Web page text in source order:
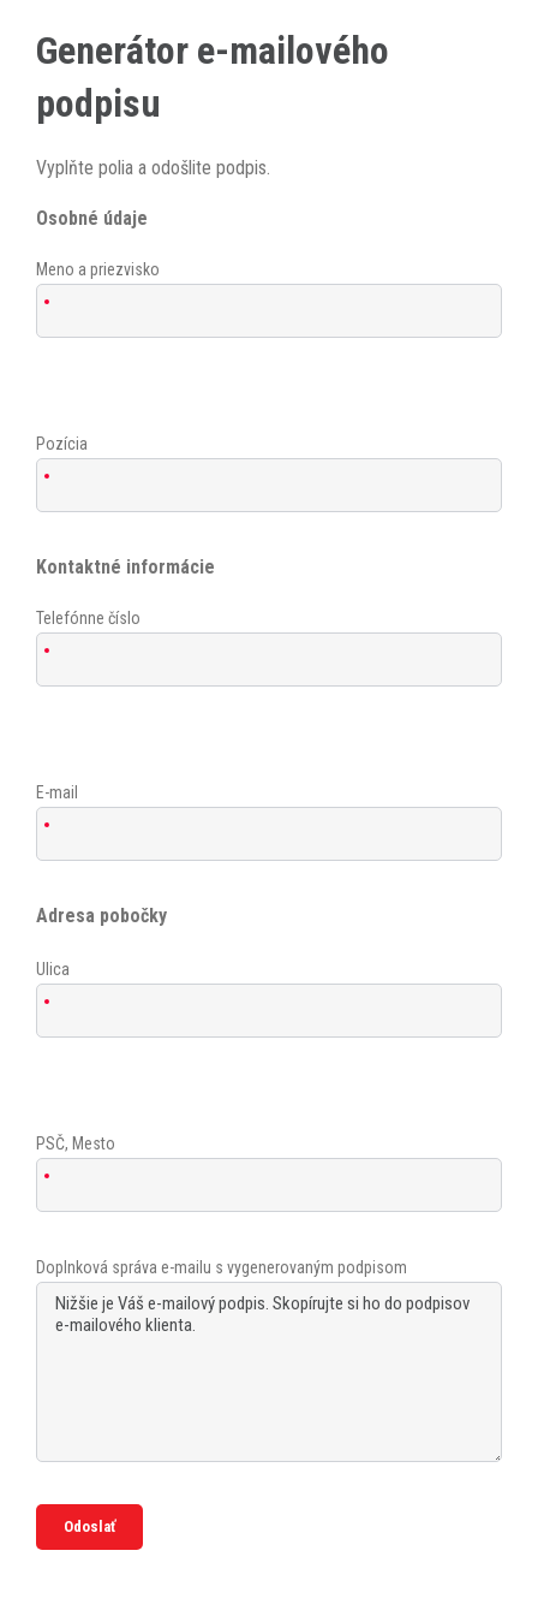
contentGenerátor e-mailového
podpisu
Vyplňte polia a odošlite podpis.
Osobné údaje
Meno a priezvisko
Pozícia
Kontaktné informácie
Telefónne číslo
E-mail
Adresa pobočky
Ulica
PSČ, Mesto
Doplnková správa e-mailu s vygenerovaným podpisom